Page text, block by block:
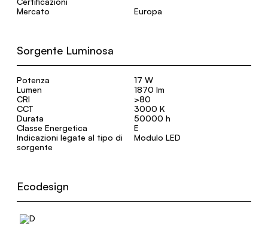
Mercato
Europa
Sorgente Luminosa
Potenza
17 W
Lumen
1870 lm
CRI
>80
CCT
3000 K
Durata
50000 h
Classe Energetica
E
Indicazioni legate al tipo di
sorgente
Modulo LED
Ecodesign